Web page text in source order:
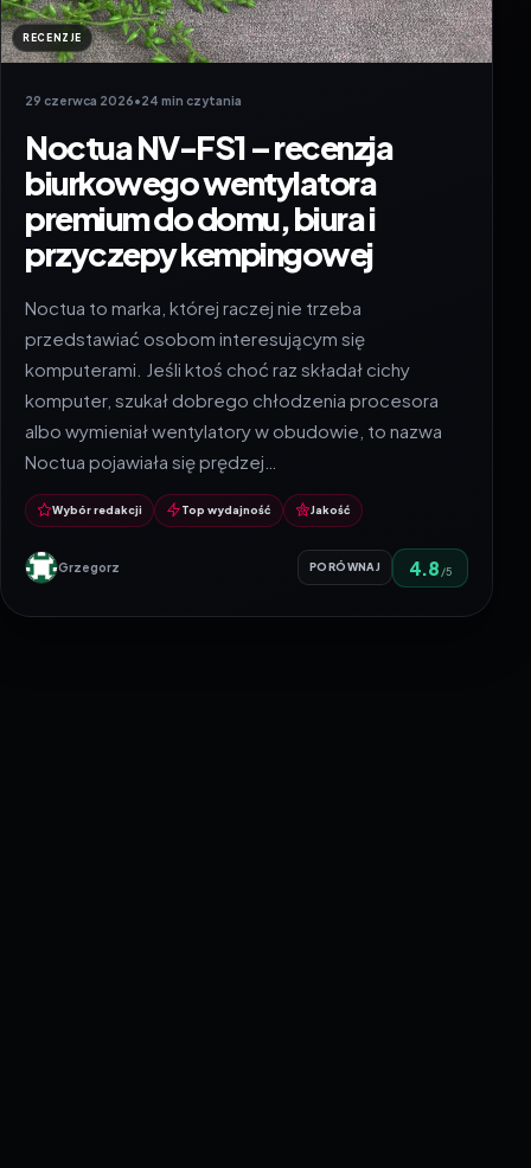
RECENZJE
29 czerwca 2026•24 min czytania
Noctua NV-FS1 – recenzja
biurkowego wentylatora
premium do domu, biura i
przyczepy kempingowej
Noctua to marka, której raczej nie trzeba
przedstawiać osobom interesującym się
komputerami. Jeśli ktoś choć raz składał cichy
komputer, szukał dobrego chłodzenia procesora
albo wymieniał wentylatory w obudowie, to nazwa
Noctua pojawiała się prędzej…
Wybór redakcji Top wydajność Jakość
Grzegorz PORÓWNAJ 4.8 /5